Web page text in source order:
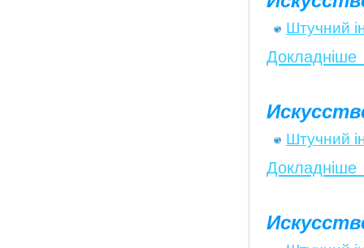
Штучний
Штучний